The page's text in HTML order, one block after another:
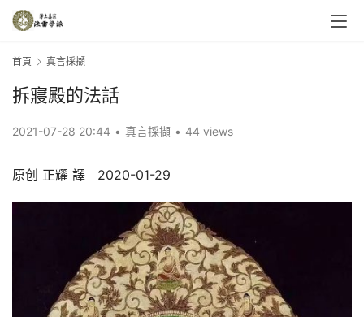
首頁 真言採擷
拆寢殿的法話
2021-07-28 20:44 • 真言採擷 • 44 views
原创 正耀 譯   2020-01-29